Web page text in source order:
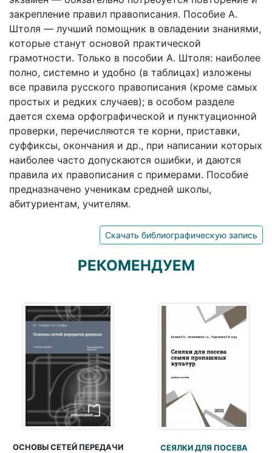
закрепление правил правописания. Пособие А.
Штоля — лучший помощник в овладении знаниями,
которые станут основой практической
грамотности. Только в пособии А. Штоля: наиболее
полно, системно и удобно (в таблицах) изложены
все правила русского правописания (кроме самых
простых и редких случаев); в особом разделе
дается схема орфографической и пунктуационной
проверки, перечисляются те корни, приставки,
суффиксы, окончания и др., при написании которых
наиболее часто допускаются ошибки, и даются
правила их правописания с примерами. Пособие
предназначено ученикам средней школы,
абитуриентам, учителям.
Скачать библиографическую запись
РЕКОМЕНДУЕМ
ОСНОВЫ СЕТЕЙ ПЕРЕДАЧИ
СЕЯЛКИ ДЛЯ ПОСЕВА